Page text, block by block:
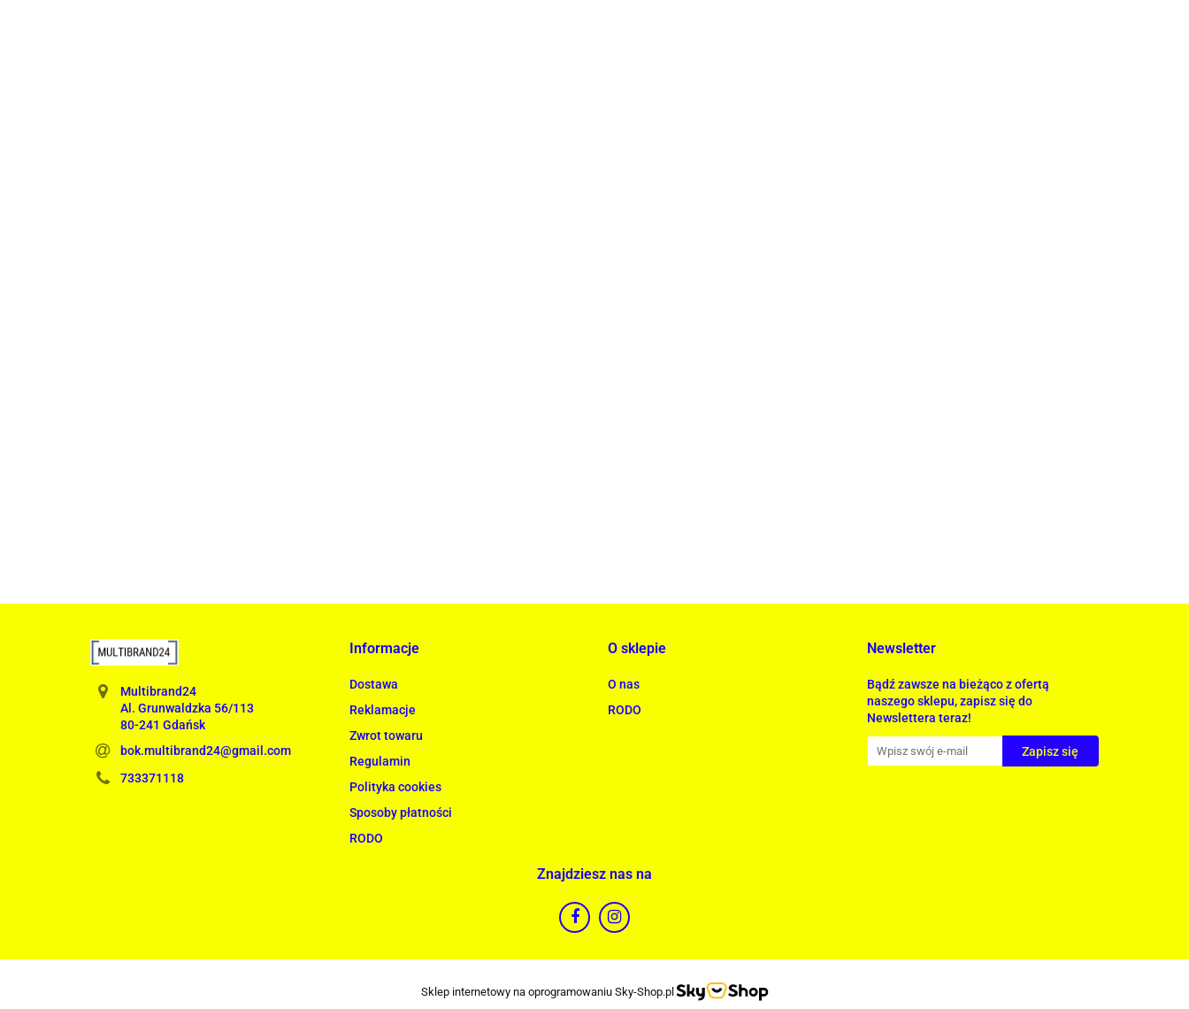
Multibrand24
Al. Grunwaldzka 56/113
80-241 Gdańsk
bok.multibrand24@gmail.com
733371118
Informacje
Dostawa
Reklamacje
Zwrot towaru
Regulamin
Polityka cookies
Sposoby płatności
RODO
O sklepie
O nas
RODO
Newsletter
Bądź zawsze na bieżąco z ofertą
naszego sklepu, zapisz się do
Newslettera teraz!
Znajdziesz nas na
Sklep internetowy na oprogramowaniu Sky-Shop.pl